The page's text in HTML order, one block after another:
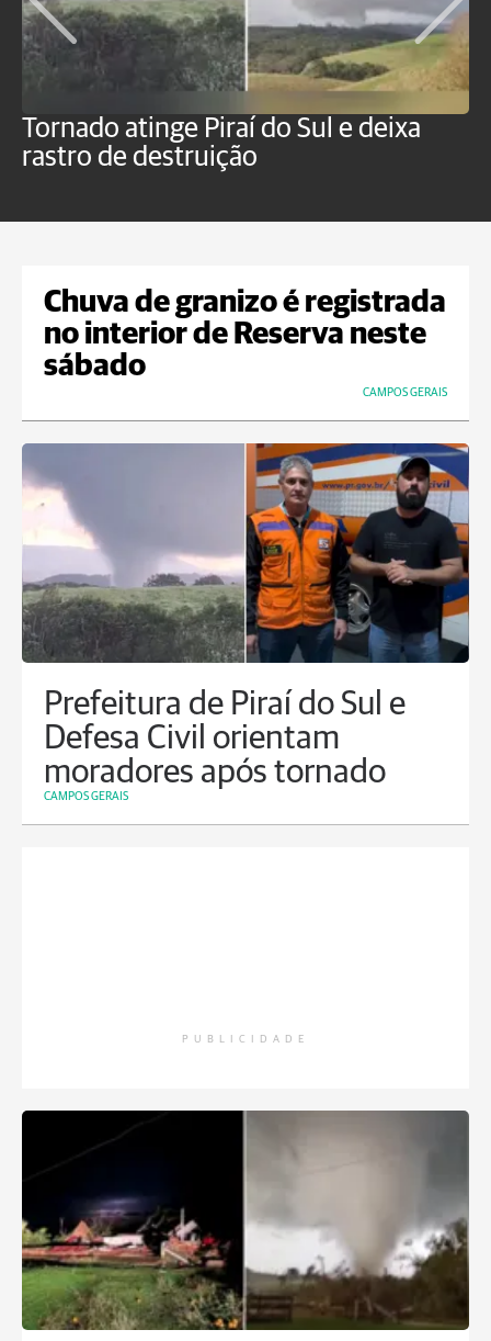
Tornado atinge Piraí do Sul e deixa
rastro de destruição
Chuva de granizo é registrada
no interior de Reserva neste
sábado
CAMPOS GERAIS
Prefeitura de Piraí do Sul e
Defesa Civil orientam
moradores após tornado
CAMPOS GERAIS
PUBLICIDADE